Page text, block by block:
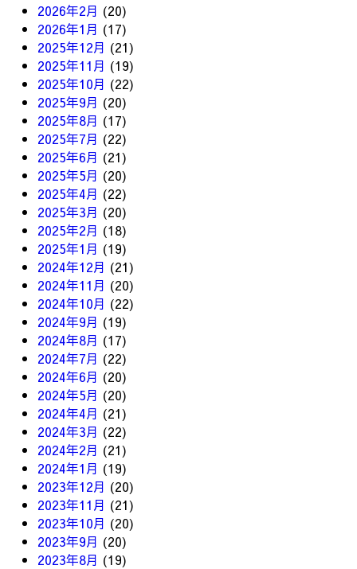
2026年2月 (20)
2026年1月 (17)
2025年12月 (21)
2025年11月 (19)
2025年10月 (22)
2025年9月 (20)
2025年8月 (17)
2025年7月 (22)
2025年6月 (21)
2025年5月 (20)
2025年4月 (22)
2025年3月 (20)
2025年2月 (18)
2025年1月 (19)
2024年12月 (21)
2024年11月 (20)
2024年10月 (22)
2024年9月 (19)
2024年8月 (17)
2024年7月 (22)
2024年6月 (20)
2024年5月 (20)
2024年4月 (21)
2024年3月 (22)
2024年2月 (21)
2024年1月 (19)
2023年12月 (20)
2023年11月 (21)
2023年10月 (20)
2023年9月 (20)
2023年8月 (19)